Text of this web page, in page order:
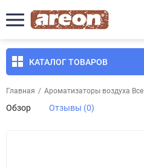
КАТАЛОГ ТОВАРОВ
Главная / Ароматизаторы воздуха Все
Обзор Отзывы (0)